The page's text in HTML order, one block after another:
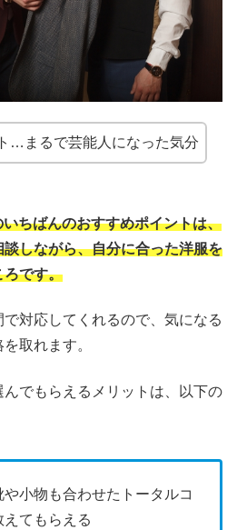
…まるで芸能人になった気分
ちばんのおすすめポイントは、
しながら、自分に合った洋服を
ろです。
対応してくれるので、気になる
取れます。
でもらえるメリットは、以下の
小物も合わせたトータルコ
てもらえる